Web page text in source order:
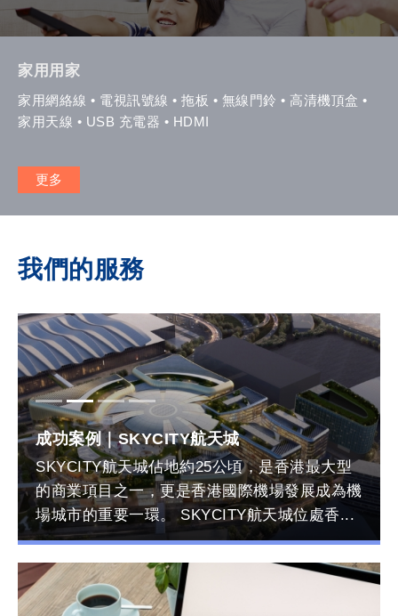
家用用家
家用網絡線 • 電視訊號線 • 拖板 • 無線門鈴 • 高清機頂盒 •
家用天線 • USB 充電器 • HDMI
更多
我們的服務
成功案例｜SKYCITY航天城
SKYCITY航天城佔地約25公頃，是香港最大型
的商業項目之一，更是香港國際機場發展成為機
場城市的重要一環。 SKYCITY航天城位處香...
1 2 3 4